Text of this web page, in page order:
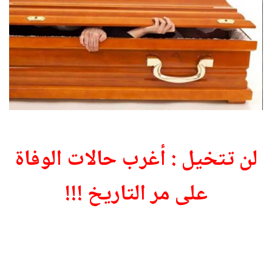
لن تتخيل : أغرب حالات الوفاة
على مر التاريخ !!!